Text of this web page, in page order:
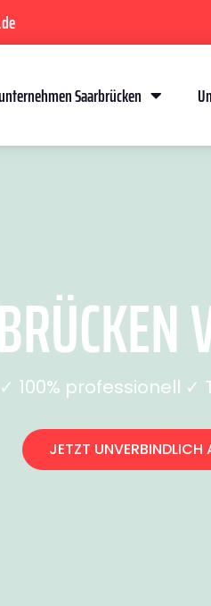
Saarbrücken
100% professionell
JETZT UNVERBINDLICH